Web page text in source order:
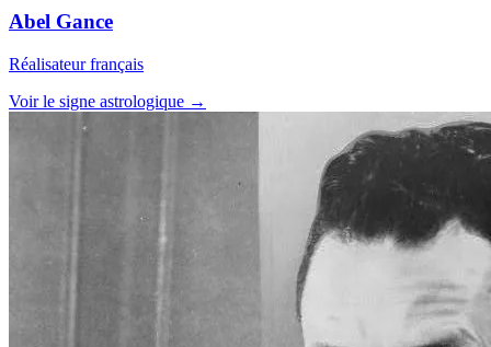
Abel Gance
Réalisateur français
Voir le signe astrologique →